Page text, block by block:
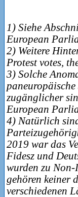
1) Siehe
European
2) Weitere
Protest votes,
3) Solche
zugänglicher
European
4) Natürlich
2019 war das
Fidesz und
wurden zu
gehören keiner
verschiedenen